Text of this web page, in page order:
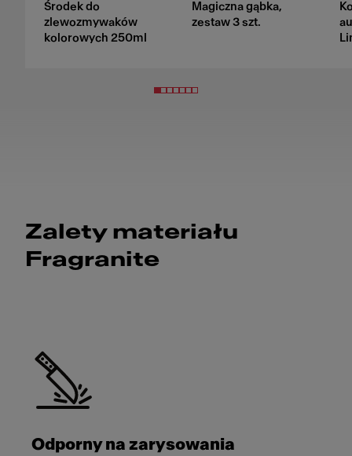
Środek do
zlewozmywaków
kolorowych 250ml
Magiczna gąbka,
zestaw 3 szt.
Zalety materiału
Fragranite
Odporny na zarysowania